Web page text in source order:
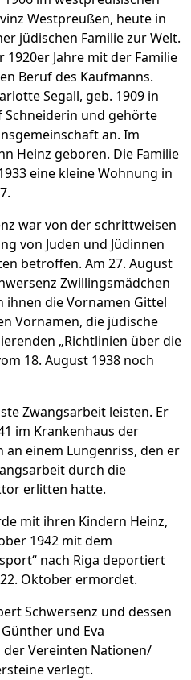
Westpreußen, heute in
jüdischen Familie zur Welt.
Jahre mit der Familie
Beruf des Kaufmanns.
Segall, geb. 1909 in
Schneiderin und gehörte
an. Im
Heinz geboren. Die Familie
eine kleine Wohnung in
war von der schrittweisen
von Juden und Jüdinnen
betroffen. Am 27. August
Zwillingsmädchen
ihnen die Vornamen Gittel
Vornamen, die jüdische
„Richtlinien über die
18. August 1938 noch
Zwangsarbeit leisten. Er
im Krankenhaus der
an einem Lungenriss, den er
durch die
erlitten hatte.
mit ihren Kindern Heinz,
1942 mit dem
nach Riga deportiert
Oktober ermordet.
Schwersenz und dessen
Günther und Eva
Vereinten Nationen/
verlegt.